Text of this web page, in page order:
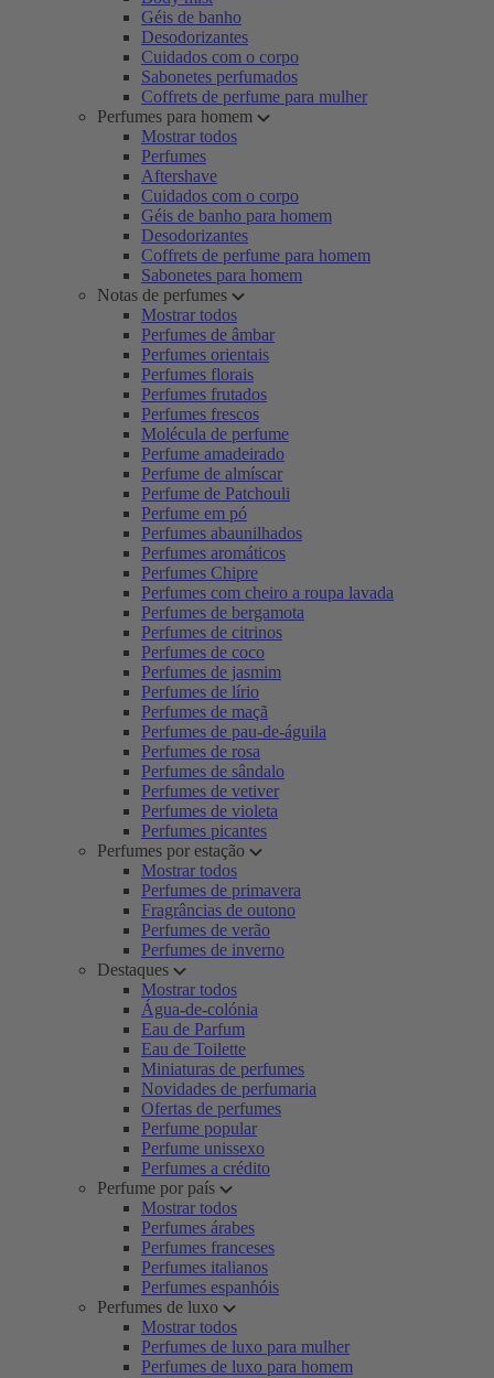
Géis de banho
Desodorizantes
Cuidados com o corpo
Sabonetes perfumados
Coffrets de perfume para mulher
Perfumes para homem
Mostrar todos
Perfumes
Aftershave
Cuidados com o corpo
Géis de banho para homem
Desodorizantes
Coffrets de perfume para homem
Sabonetes para homem
Notas de perfumes
Mostrar todos
Perfumes de âmbar
Perfumes orientais
Perfumes florais
Perfumes frutados
Perfumes frescos
Molécula de perfume
Perfume amadeirado
Perfume de almíscar
Perfume de Patchouli
Perfume em pó
Perfumes abaunilhados
Perfumes aromáticos
Perfumes Chipre
Perfumes com cheiro a roupa lavada
Perfumes de bergamota
Perfumes de citrinos
Perfumes de coco
Perfumes de jasmim
Perfumes de lírio
Perfumes de maçã
Perfumes de pau-de-águila
Perfumes de rosa
Perfumes de sândalo
Perfumes de vetiver
Perfumes de violeta
Perfumes picantes
Perfumes por estação
Mostrar todos
Perfumes de primavera
Fragrâncias de outono
Perfumes de verão
Perfumes de inverno
Destaques
Mostrar todos
Água-de-colónia
Eau de Parfum
Eau de Toilette
Miniaturas de perfumes
Novidades de perfumaria
Ofertas de perfumes
Perfume popular
Perfume unissexo
Perfumes a crédito
Perfume por país
Mostrar todos
Perfumes árabes
Perfumes franceses
Perfumes italianos
Perfumes espanhóis
Perfumes de luxo
Mostrar todos
Perfumes de luxo para mulher
Perfumes de luxo para homem